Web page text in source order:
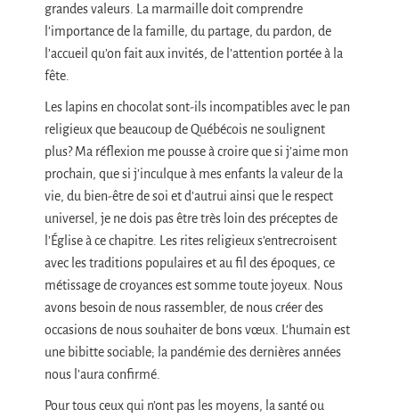
grandes valeurs. La marmaille doit comprendre
l’importance de la famille, du partage, du pardon, de
l’accueil qu’on fait aux invités, de l’attention portée à la
fête.
Les lapins en chocolat sont-ils incompatibles avec le pan
religieux que beaucoup de Québécois ne soulignent
plus? Ma réflexion me pousse à croire que si j’aime mon
prochain, que si j’inculque à mes enfants la valeur de la
vie, du bien-être de soi et d’autrui ainsi que le respect
universel, je ne dois pas être très loin des préceptes de
l’Église à ce chapitre. Les rites religieux s’entrecroisent
avec les traditions populaires et au fil des époques, ce
métissage de croyances est somme toute joyeux. Nous
avons besoin de nous rassembler, de nous créer des
occasions de nous souhaiter de bons vœux. L’humain est
une bibitte sociable; la pandémie des dernières années
nous l’aura confirmé.
Pour tous ceux qui n’ont pas les moyens, la santé ou